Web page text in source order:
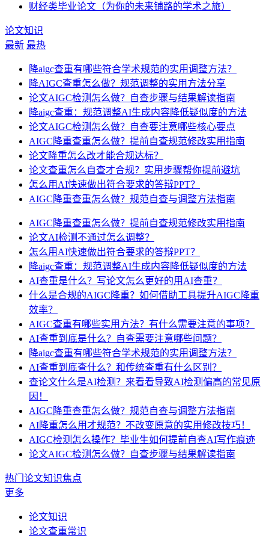
财经类毕业论文（为你的未来铺路的学术之旅）
论文知识
最新 最热
降aigc查重有哪些符合学术规范的实用调整方法？
降AIGC查重怎么做？规范调整的实用方法分享
论文AIGC检测怎么做？自查步骤与结果解读指南
降aigc查重：规范调整AI生成内容降低疑似度的方法
论文AIGC检测怎么做？自查要注意哪些核心要点
AIGC降重查重怎么做？提前自查规范修改实用指南
论文降重怎么改才能合规达标？
论文查重怎么自查才合规？实用步骤帮你提前避坑
怎么用AI快速做出符合要求的答辩PPT？
AIGC降重查重怎么做？规范自查与调整方法指南
AIGC降重查重怎么做？提前自查规范修改实用指南
论文AI检测不通过怎么调整？
怎么用AI快速做出符合要求的答辩PPT？
降aigc查重：规范调整AI生成内容降低疑似度的方法
AI查重是什么？写论文怎么更好的用AI查重？
什么是合规的AIGC降重？如何借助工具提升AIGC降重
效率？
AIGC查重有哪些实用方法？有什么需要注意的事项？
AI查重到底是什么？自查需要注意哪些问题？
降aigc查重有哪些符合学术规范的实用调整方法？
AI查重到底查什么？和传统查重有什么区别？
查论文什么是AI检测？来看看导致AI检测偏高的常见原
因！
AIGC降重查重怎么做？规范自查与调整方法指南
AI降重怎么用才规范？不改变原意的实用修改技巧！
AIGC检测怎么操作？毕业生如何提前自查AI写作痕迹
论文AIGC检测怎么做？自查步骤与结果解读指南
热门论文知识焦点
更多
论文知识
论文查重常识